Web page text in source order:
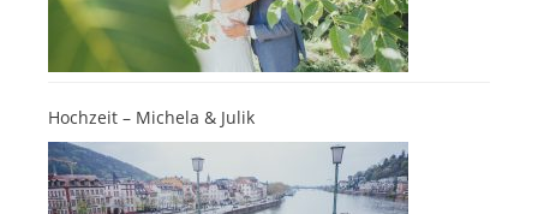
Hochzeit – Michela & Julik